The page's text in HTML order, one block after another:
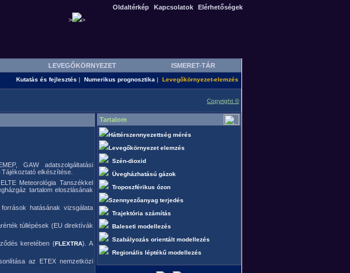
Elérhetőségek
Kapcsolatok
Oldaltérkép
>
>
LEVEGŐKÖRNYEZET ISMERET-TÁR
Kutatás és fejlesztés Numerikus prognosztika Levegőkörnyezet-elemzés
Copyright ©
GAW adatszolgáltatási
elkészítése.
Meteorológia Tanszékkel
tartalom eloszlásának
hatásának vizsgálata
túllépések (EU direktívák
keretében (FLEXTRA). A
az ETEX nemzetközi
Tartalom
Háttérszennyezettség mérés
Levegőkörnyezet elemzés
Szén-dioxid
Üvegházhatású gázok
Troposzférikus ózon
Szennyezőanyag terjedés
Trajektória számítás
Baleseti modellezés
Szabályozás orientált modellezés
Regionális léptékű modellezés